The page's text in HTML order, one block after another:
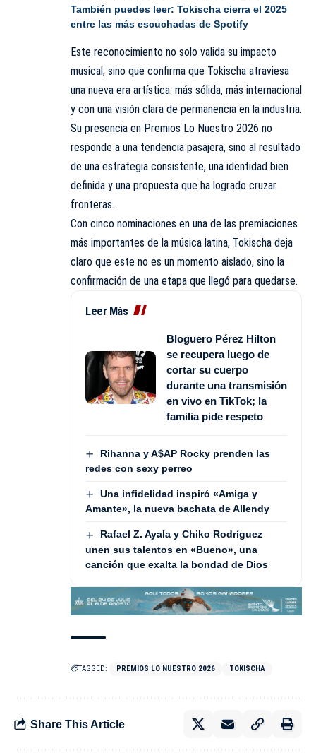
También puedes leer: Tokischa cierra el 2025
entre las más escuchadas de Spotify
Este reconocimiento no solo valida su impacto
musical, sino que confirma que Tokischa atraviesa
una nueva era artística: más sólida, más internacional
y con una visión clara de permanencia en la industria.
Su presencia en Premios Lo Nuestro 2026 no
responde a una tendencia pasajera, sino al resultado
de una estrategia consistente, una identidad bien
definida y una propuesta que ha logrado cruzar
fronteras.
Con cinco nominaciones en una de las premiaciones
más importantes de la música latina, Tokischa deja
claro que este no es un momento aislado, sino la
confirmación de una etapa que llegó para quedarse.
Leer Más
Bloguero Pérez Hilton
se recupera luego de
cortar su cuerpo
durante una transmisión
en vivo en TikTok; la
familia pide respeto
Rihanna y A$AP Rocky prenden las
redes con sexy perreo
Una infidelidad inspiró «Amiga y
Amante», la nueva bachata de Allendy
Rafael Z. Ayala y Chiko Rodríguez
unen sus talentos en «Bueno», una
canción que exalta la bondad de Dios
TAGGED: PREMIOS LO NUESTRO 2026 TOKISCHA
Share This Article